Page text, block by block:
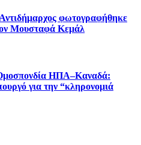
φωτογραφήθηκε
Μουσταφά Κεμάλ
ΗΠΑ–Καναδά:
για την “κληρονομιά